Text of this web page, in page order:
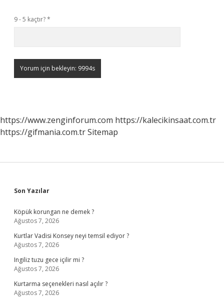
9 - 5 kaçtır?*
https://www.zenginforum.com https://kalecikinsaat.com.tr
https://gifmania.com.trSitemap
Sidebar
Son Yazılar
Köpük korungan ne demek ?
Ağustos 7, 2026
Kurtlar Vadisi Konsey neyi temsil ediyor ?
Ağustos 7, 2026
Ingiliz tuzu gece içilir mi ?
Ağustos 7, 2026
Kurtarma seçenekleri nasıl açılır ?
Ağustos 7, 2026